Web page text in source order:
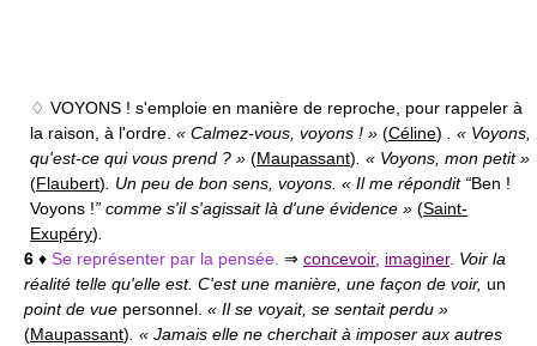
♢ VOYONS ! s'emploie en manière de reproche, pour rappeler à
la raison, à l'ordre. « Calmez-vous, voyons ! » (Céline) . « Voyons,
qu'est-ce qui vous prend ? » (Maupassant) . « Voyons, mon petit »
(Flaubert) . Un peu de bon sens, voyons. « Il me répondit “Ben !
Voyons !” comme s'il s'agissait là d'une évidence » (Saint-
Exupéry)
6 ♦ Se représenter par la pensée. ⇒ concevoir, imaginer. Voir la
réalité telle qu'elle est. C'est une manière, une façon de voir, un
point de vue personnel. « Il se voyait, se sentait perdu »
(Maupassant) . « Jamais elle ne cherchait à imposer aux autres